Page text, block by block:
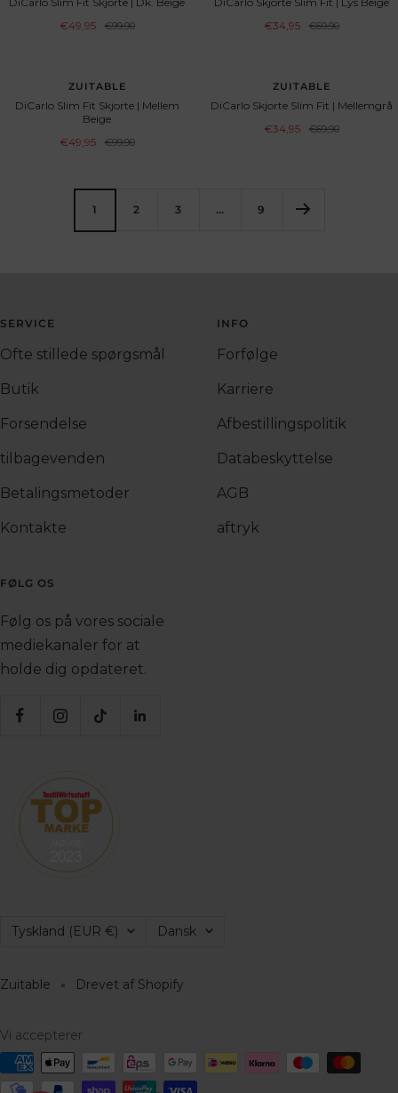
Angebotspreis
€49,95
Regulärer
€99,90
Angebotspreis
€34,95
Regulärer
€69,90
ZUITABLE
DiCarlo Slim Fit Skjorte | Mellem
Beige
Angebotspreis
€49,95
Regulärer
€99,90
ZUITABLE
DiCarlo Skjorte Slim Fit | Mellemgrå
Angebotspreis
€34,95
Regulärer
€69,90
1 2 3 … 9
SERVICE
Ofte stillede spørgsmål
Butik
Forsendelse
tilbagevenden
Betalingsmetoder
Kontakte
INFO
Forfølge
Karriere
Afbestillingspolitik
Databeskyttelse
AGB
aftryk
FØLG OS
Følg os på vores sociale
mediekanaler for at
holde dig opdateret.
Land/Region
Tyskland (EUR €) Sprog
Dansk
Zuitable Drevet af Shopify
Vi accepterer